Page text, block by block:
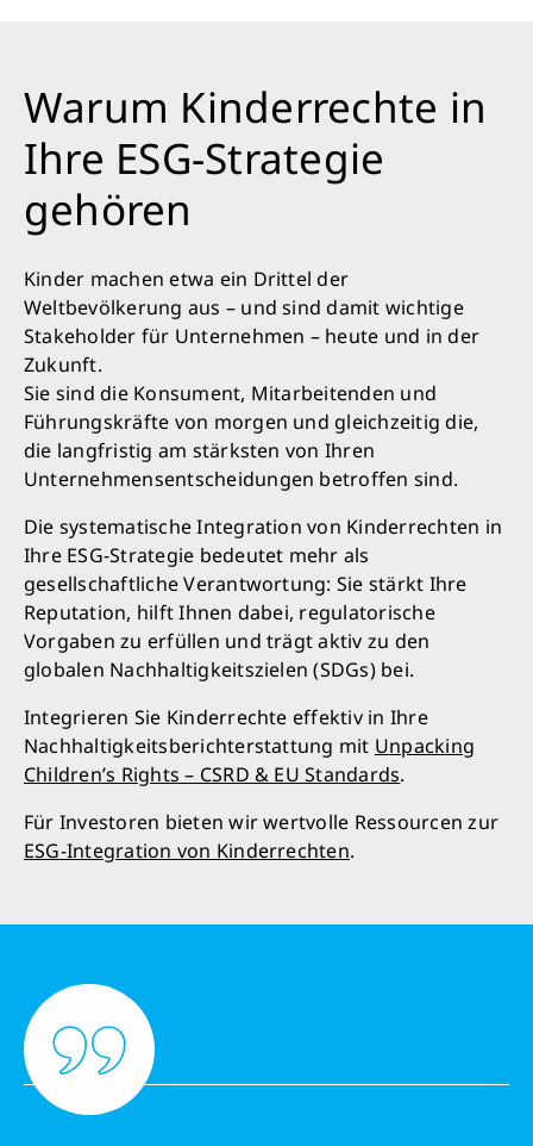
Warum Kinderrechte in
Ihre ESG-Strategie
gehören
Kinder machen etwa ein Drittel der
Weltbevölkerung aus – und sind damit wichtige
Stakeholder für Unternehmen – heute und in der
Zukunft.
Sie sind die Konsument, Mitarbeitenden und
Führungskräfte von morgen und gleichzeitig die,
die langfristig am stärksten von Ihren
Unternehmensentscheidungen betroffen sind.
Die systematische Integration von Kinderrechten in
Ihre ESG-Strategie bedeutet mehr als
gesellschaftliche Verantwortung: Sie stärkt Ihre
Reputation, hilft Ihnen dabei, regulatorische
Vorgaben zu erfüllen und trägt aktiv zu den
globalen Nachhaltigkeitszielen (SDGs) bei.
Integrieren Sie Kinderrechte effektiv in Ihre
Nachhaltigkeitsberichterstattung mit Unpacking
Children’s Rights – CSRD & EU Standards.
Für Investoren bieten wir wertvolle Ressourcen zur
ESG-Integration von Kinderrechten.